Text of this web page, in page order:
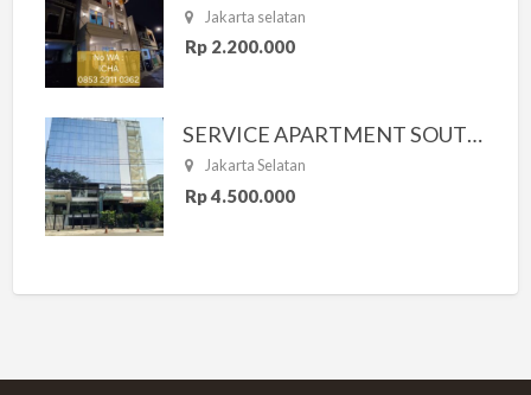
Jakarta selatan
Rp 2.200.000
SERVICE APARTMENT SOUTH RESIDENCE
Jakarta Selatan
Rp 4.500.000